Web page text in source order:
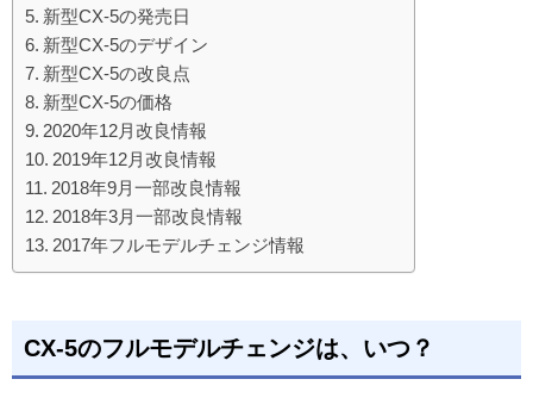
新型CX-5の発売日
新型CX-5のデザイン
新型CX-5の改良点
新型CX-5の価格
2020年12月改良情報
2019年12月改良情報
2018年9月一部改良情報
2018年3月一部改良情報
2017年フルモデルチェンジ情報
CX-5のフルモデルチェンジは、いつ？